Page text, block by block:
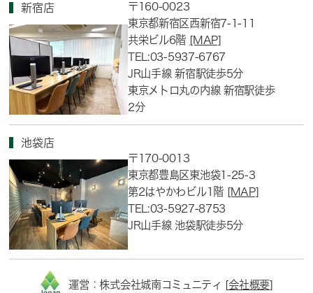
新宿店
〒160-0023
東京都新宿区西新宿7-1-11
共栄ビル6階 [MAP]
TEL:03-5937-6767
JR山手線 新宿駅徒歩5分
東京メトロ丸の内線 新宿駅徒歩
2分
池袋店
〒170-0013
東京都豊島区東池袋1-25-3
第2はやかわビル1階 [MAP]
TEL:03-5927-8753
JR山手線 池袋駅徒歩5分
運営：株式会社城南コミュニティ [会社概要]